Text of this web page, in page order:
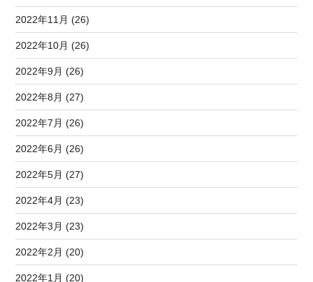
2022年11月 (26)
2022年10月 (26)
2022年9月 (26)
2022年8月 (27)
2022年7月 (26)
2022年6月 (26)
2022年5月 (27)
2022年4月 (23)
2022年3月 (23)
2022年2月 (20)
2022年1月 (20)